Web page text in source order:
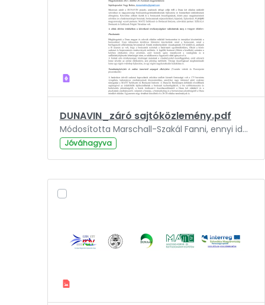
DUNAVIN_záró sajtóközlemény.pdf
Módosította Marschall-Szakál Fanni, ennyi ideje: 3 év.
Jóváhagyva